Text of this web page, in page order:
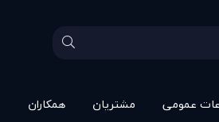
عمومی مشتريان همکاران